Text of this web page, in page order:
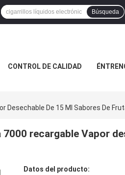
Búsqueda
CONTROL DE CALIDAD
Desechable De 15 Ml Sabores De
recargable Vapor
Datos del producto: